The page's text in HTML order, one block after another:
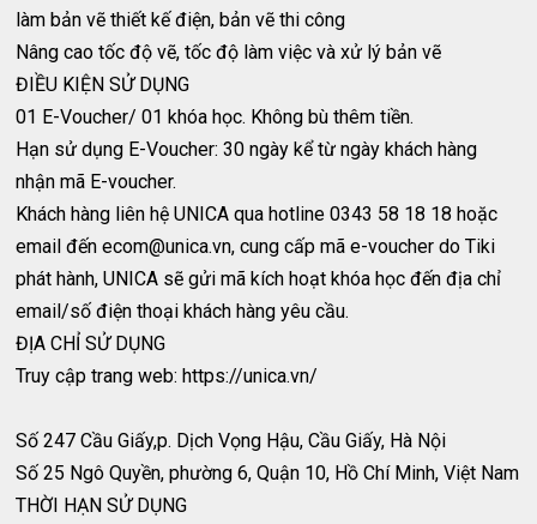
làm bản vẽ thiết kế điện, bản vẽ thi công
Nâng cao tốc độ vẽ, tốc độ làm việc và xử lý bản vẽ
ĐIỀU KIỆN SỬ DỤNG
01 E-Voucher/ 01 khóa học. Không bù thêm tiền.
Hạn sử dụng E-Voucher: 30 ngày kể từ ngày khách hàng
nhận mã E-voucher.
Khách hàng liên hệ UNICA qua hotline 0343 58 18 18 hoặc
email đếnecom@unica.vn, cung cấp mã e-voucher do Tiki
phát hành, UNICA sẽ gửi mã kích hoạt khóa học đến địa chỉ
email/số điện thoại khách hàng yêu cầu.
ĐỊA CHỈ SỬ DỤNG
Truy cập trang web: https://unica.vn/
Số 247 Cầu Giấy,p. Dịch Vọng Hậu, Cầu Giấy, Hà Nội
Số 25 Ngô Quyền, phường 6, Quận 10, Hồ Chí Minh, Việt Nam
THỜI HẠN SỬ DỤNG